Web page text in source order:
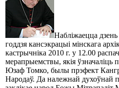
Набліжаецца
годдзя кансэкрацыі мінскага
кастрычніка 2010 г. у 12.00
мерапрыемствы, якія ўзначаліць
Юзаф Томко, былы прэфект
Народаў. Да належнай духоўнай